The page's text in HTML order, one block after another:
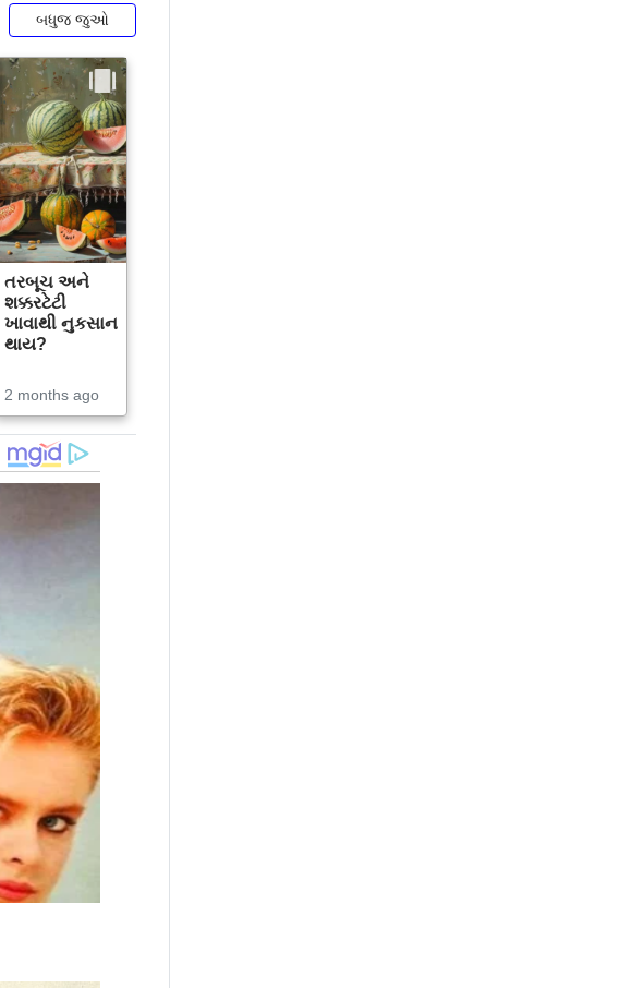
બધુજ જુઓ
તરબૂચ અને
શક્કરટેટી
ખાવાથી નુકસાન
થાય?
2 months ago